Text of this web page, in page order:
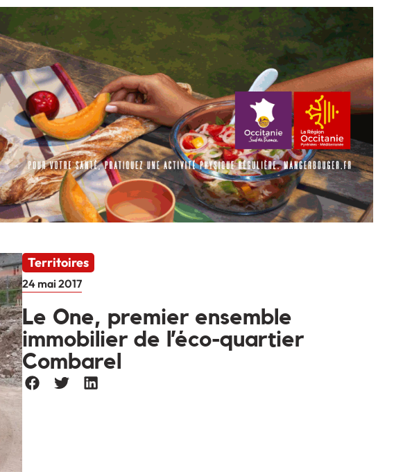
Territoires
24 mai 2017
Le One, premier ensemble
immobilier de l’éco-quartier
Combarel